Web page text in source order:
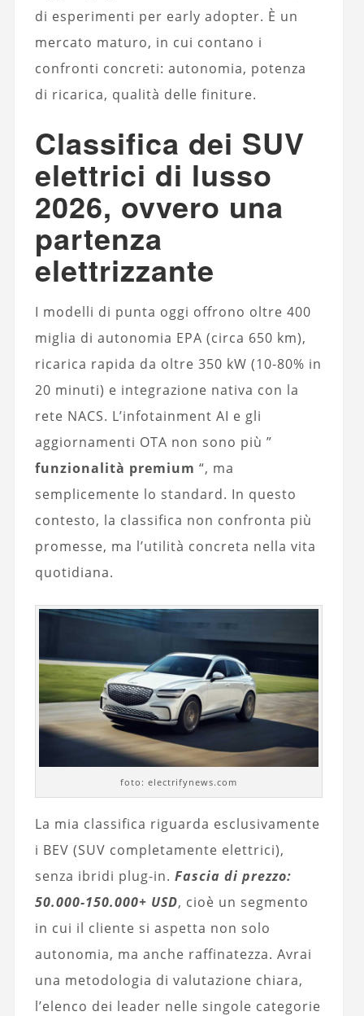
di esperimenti per early adopter. È un
mercato maturo, in cui contano i
confronti concreti: autonomia, potenza
di ricarica, qualità delle finiture.
Classifica dei SUV
elettrici di lusso
2026, ovvero una
partenza
elettrizzante
I modelli di punta oggi offrono oltre 400
miglia di autonomia EPA (circa 650 km),
ricarica rapida da oltre 350 kW (10-80% in
20 minuti) e integrazione nativa con la
rete NACS. L’infotainment AI e gli
aggiornamenti OTA non sono più ”
funzionalità premium “, ma
semplicemente lo standard. In questo
contesto, la classifica non confronta più
promesse, ma l’utilità concreta nella vita
quotidiana.
foto: electrifynews.com
La mia classifica riguarda esclusivamente
i BEV (SUV completamente elettrici),
senza ibridi plug-in. Fascia di prezzo:
50.000-150.000+ USD, cioè un segmento
in cui il cliente si aspetta non solo
autonomia, ma anche raffinatezza. Avrai
una metodologia di valutazione chiara,
l’elenco dei leader nelle singole categorie